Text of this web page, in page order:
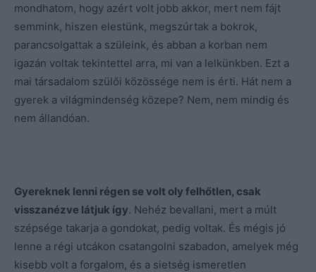
mondhatom, hogy azért volt jobb akkor, mert nem fájt
semmink, hiszen elestünk, megszúrtak a bokrok,
parancsolgattak a szüleink, és abban a korban nem
igazán voltak tekintettel arra, mi van a lelkünkben. Ezt a
mai társadalom szülői közössége nem is érti. Hát nem a
gyerek a világmindenség közepe? Nem, nem mindig és
nem állandóan.
Gyereknek lenni régen se volt oly felhőtlen, csak
visszanézve látjuk így. Nehéz bevallani, mert a múlt
szépsége takarja a gondokat, pedig voltak. És mégis jó
lenne a régi utcákon csatangolni szabadon, amelyek még
kisebb volt a forgalom, és a sietség ismeretlen